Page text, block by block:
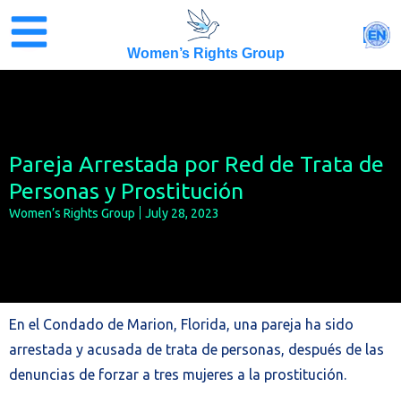
content
Women’s Rights Group
EN
Pareja Arrestada por Red de Trata de
Personas y Prostitución
Women’s Rights Group July 28, 2023
En el Condado de Marion, Florida, una pareja ha sido
arrestada y acusada de trata de personas, después de las
denuncias de forzar a tres mujeres a la prostitución.